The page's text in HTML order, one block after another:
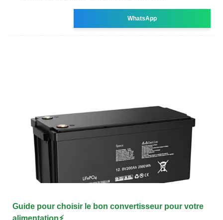
WhatsApp
Guide pour choisir le bon convertisseur pour votre
alimentation⚡️